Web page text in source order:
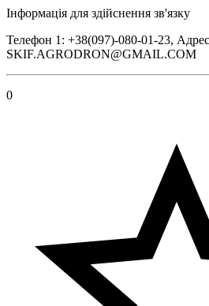
Інформація для здійснення зв'язку
Телефон 1: +38(097)-080-01-23,
SKIF.AGRODRON@GMAIL.COM
0